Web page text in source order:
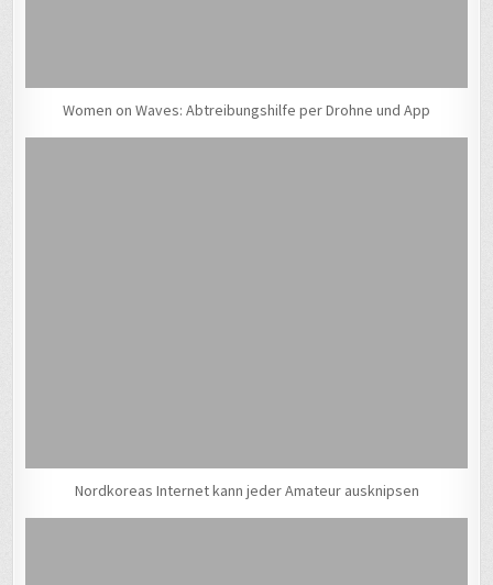
Women on Waves: Abtreibungshilfe per Drohne und App
Nordkoreas Internet kann jeder Amateur ausknipsen